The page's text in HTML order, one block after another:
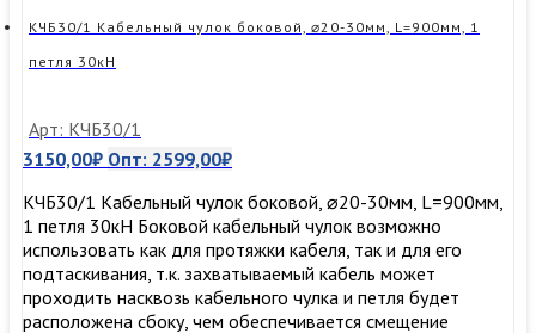
1
100кН
КЧБ30/1 Кабельный чулок боковой, ⌀20-30мм, L=900мм, 1
петля 30кН
Арт: КЧБ30/1
3150,00₽ Опт: 2599,00₽
КЧБ30/1 Кабельный чулок боковой, ⌀20-30мм, L=900мм,
1 петля 30кН Боковой кабельный чулок возможно
использовать как для протяжки кабеля, так и для его
подтаскивания, т.к. захватываемый кабель может
проходить насквозь кабельного чулка и петля будет
расположена сбоку, чем обеспечивается смещение